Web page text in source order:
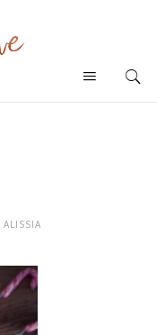
ALISSIA